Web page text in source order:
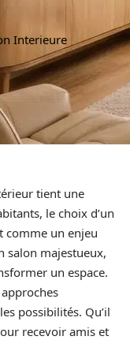
Interieure
tient une
le choix d’un
comme un enjeu
salon majestueux,
un espace.
possibilités. Qu’il
recevoir amis et